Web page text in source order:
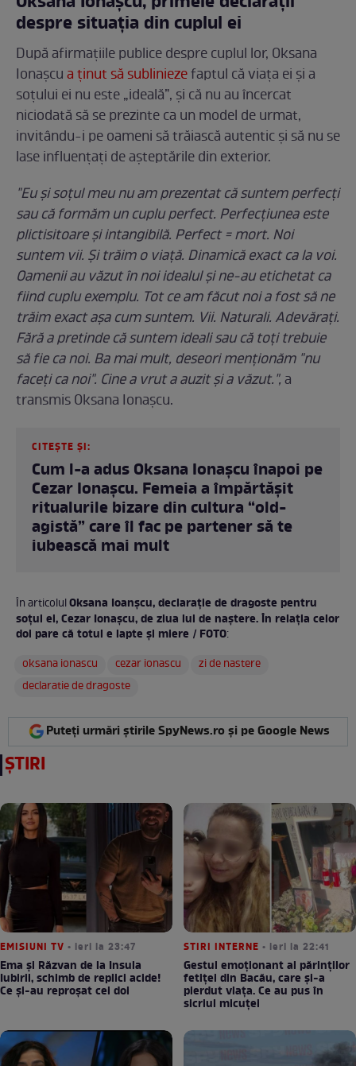
despre situația din cuplul ei
După afirmațiile publice despre cuplul lor, Oksana
Ionașcua ținut să subliniezefaptul că viața ei și a
soțului ei nu este „ideală”, și că nu au încercat
niciodată să se prezinte ca un model de urmat,
invitându-i pe oameni să trăiască autentic și să nu se
lase influențați de așteptările din exterior.
"Eu și soțul meu nu am prezentat că suntem perfecți
sau că formăm un cuplu perfect. Perfecțiunea este
plictisitoare și intangibilă. Perfect = mort. Noi
suntem vii. Și trăim o viață. Dinamică exact ca la voi.
Oamenii au văzut în noi idealul și ne-au etichetat ca
fiind cuplu exemplu. Tot ce am făcut noi a fost să ne
trăim exact așa cum suntem. Vii. Naturali. Adevărați.
Fără a pretinde că suntem ideali sau că toți trebuie
să fie ca noi. Ba mai mult, deseori menționăm "nu
faceți ca noi". Cine a vrut a auzit și a văzut.",a
transmis Oksana Ionașcu.
CITEȘTE ȘI:
Cum l-a adus Oksana Ionașcu înapoi pe
Cezar Ionașcu. Femeia a împărtășit
ritualurile bizare din cultura “old-
agistă” care îl fac pe partener să te
iubească mai mult
În articolulOksana Ioanșcu, declarație de dragoste pentru
soțul ei, Cezar Ionașcu, de ziua lui de naștere. În relația celor
doi pare că totul e lapte și miere / FOTO:
oksana ionascu
cezar ionascu
zi de nastere
declaratie de dragoste
Puteți urmări știrile SpyNews.ro și pe Google News
ȘTIRI
EMISIUNI TV • ieri la 23:47
Ema și Răzvan de la Insula
Iubirii, schimb de replici acide!
Ce și-au reproșat cei doi
STIRI INTERNE • ieri la 22:41
Gestul emoționant al părinților
fetiței din Bacău, care și-a
pierdut viața. Ce au pus în
sicriul micuței